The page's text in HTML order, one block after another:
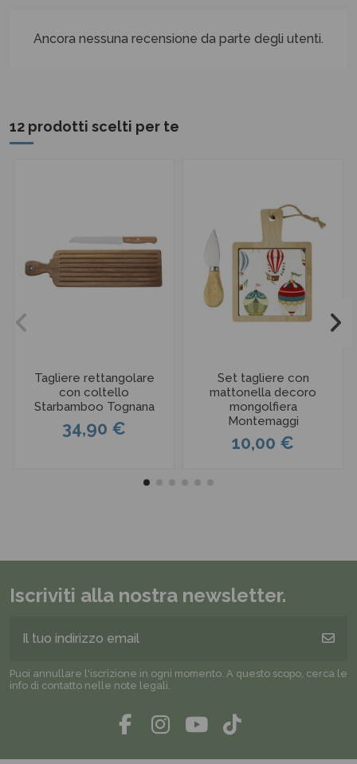
Ancora nessuna recensione da parte degli utenti.
12 prodotti scelti per te
Tagliere rettangolare
con coltello
Starbamboo Tognana
34,90 €
Set tagliere con
mattonella decoro
mongolfiera
Montemaggi
10,00 €
Iscriviti alla nostra newsletter.
Puoi annullare l'iscrizione in ogni momento. A questo scopo, cerca le
info di contatto nelle note legali.